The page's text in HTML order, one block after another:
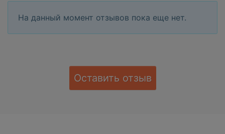
На данный момент отзывов пока еще нет.
Оставить отзыв